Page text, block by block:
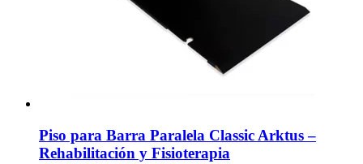
Piso para Barra Paralela Classic Arktus –
Rehabilitación y Fisioterapia